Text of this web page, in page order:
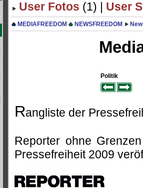
User Fotos (1) | User
MEDIAFREEDOM NEWSFREEDOM
Politik
Rangliste der
Reporter ohne
Pressefreiheit 2009